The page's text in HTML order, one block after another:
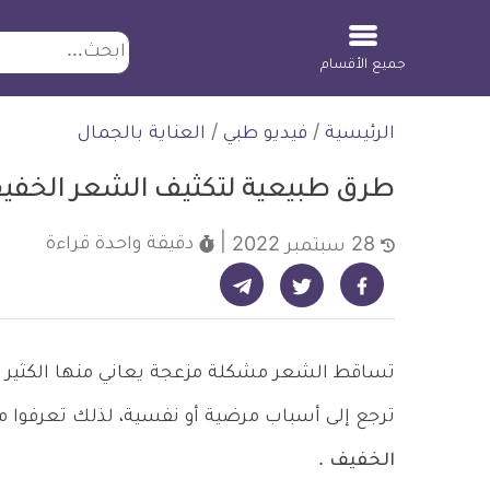
ابحث
جميع الأقسام
الرئيسية / فيديو طبي / العناية بالجمال
طرق طبيعية لتكثيف الشعر
دقيقة واحدة قراءة
شارك على فيسبوك - ديلي ميديكال انفو شارك على تويتر - ديلي ميديكال انفو شارك على تيليجرام - ديلي ميديكال انفو
تساقط الشعر مشكلة مزعجة يعاني منها
ترجع إلى أسباب مرضية أو نفسية، لذلك
الخفيف .